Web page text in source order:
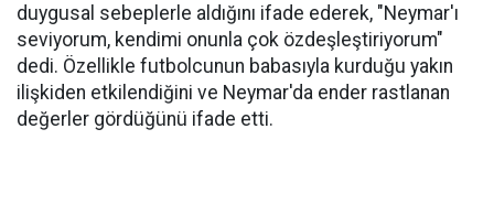
duygusal sebeplerle aldığını ifade ederek, "Neymar'ı
seviyorum, kendimi onunla çok özdeşleştiriyorum"
dedi. Özellikle futbolcunun babasıyla kurduğu yakın
ilişkiden etkilendiğini ve Neymar'da ender rastlanan
değerler gördüğünü ifade etti.